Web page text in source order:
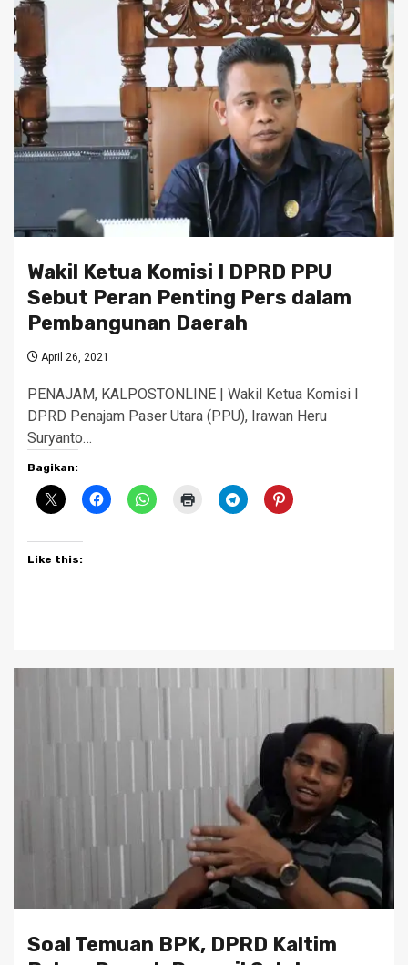
Wakil Ketua Komisi I DPRD PPU
Sebut Peran Penting Pers dalam
Pembangunan Daerah
April 26, 2021
PENAJAM, KALPOSTONLINE | Wakil Ketua Komisi I
DPRD Penajam Paser Utara (PPU), Irawan Heru
Suryanto…
Bagikan:
Like this:
Soal Temuan BPK, DPRD Kaltim